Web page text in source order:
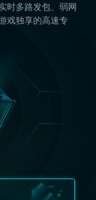
时多路发包、弱网
戏独享的高速专